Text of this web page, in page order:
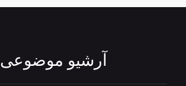
آرشیو موضوعی